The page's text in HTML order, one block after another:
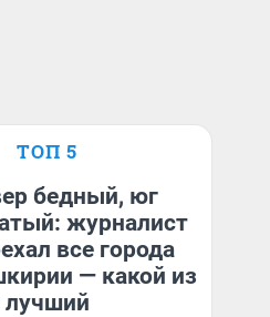
ТОП 5
бедный, юг
журналист
все города
— какой из
лучший